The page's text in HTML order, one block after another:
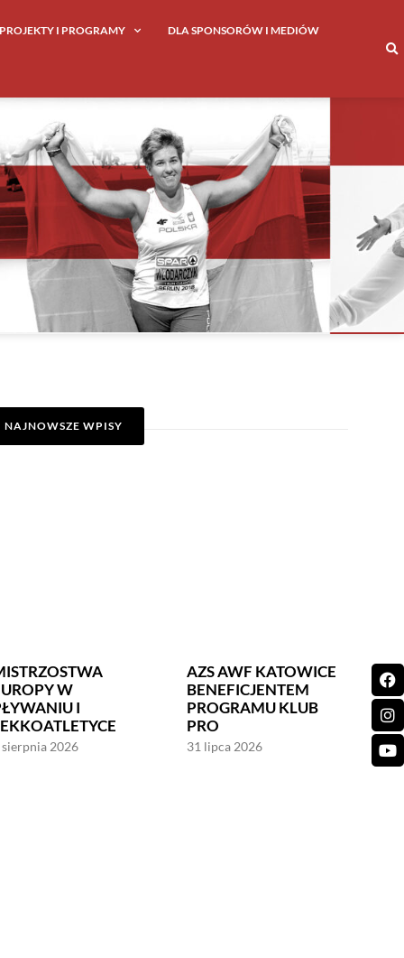
PROJEKTY I PROGRAMY DLA SPONSORÓW I MEDIÓW
NAJNOWSZE WPISY
W
I
2026
AZS AWF KATOWICE
BENEFICJENTEM
PROGRAMU KLUB
PRO
31 lipca 2026